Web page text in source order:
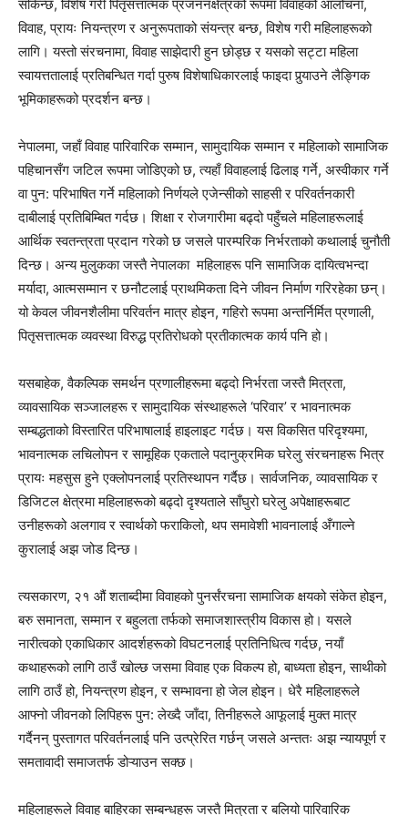
सकिन्छ, विशेष गरी पितृसत्तात्मक प्रजननक्षेत्रको रूपमा विवाहको आलोचना,
विवाह, प्रायः नियन्त्रण र अनुरूपताको संयन्त्र बन्छ, विशेष गरी महिलाहरूको
लागि। यस्तो संरचनामा, विवाह साझेदारी हुन छोड्छ र यसको सट्टा महिला
स्वायत्ततालाई प्रतिबन्धित गर्दा पुरुष विशेषाधिकारलाई फाइदा पुर्‍याउने लैङ्गिक
भूमिकाहरूको प्रदर्शन बन्छ।
नेपालमा, जहाँ विवाह पारिवारिक सम्मान, सामुदायिक सम्मान र महिलाको सामाजिक
पहिचानसँग जटिल रूपमा जोडिएको छ, त्यहाँ विवाहलाई ढिलाइ गर्ने, अस्वीकार गर्ने
वा पुन: परिभाषित गर्ने महिलाको निर्णयले एजेन्सीको साहसी र परिवर्तनकारी
दाबीलाई प्रतिबिम्बित गर्दछ। शिक्षा र रोजगारीमा बढ्दो पहुँचले महिलाहरूलाई
आर्थिक स्वतन्त्रता प्रदान गरेको छ जसले पारम्परिक निर्भरताको कथालाई चुनौती
दिन्छ। अन्य मुलुकका जस्तै नेपालका महिलाहरू पनि सामाजिक दायित्वभन्दा
मर्यादा, आत्मसम्मान र छनौटलाई प्राथमिकता दिने जीवन निर्माण गरिरहेका छन्।
यो केवल जीवनशैलीमा परिवर्तन मात्र होइन, गहिरो रूपमा अन्तर्निर्मित प्रणाली,
पितृसत्तात्मक व्यवस्था विरुद्ध प्रतिरोधको प्रतीकात्मक कार्य पनि हो।
यसबाहेक, वैकल्पिक समर्थन प्रणालीहरूमा बढ्दो निर्भरता जस्तै मित्रता,
व्यावसायिक सञ्जालहरू र सामुदायिक संस्थाहरूले ‘परिवार’ र भावनात्मक
सम्बद्धताको विस्तारित परिभाषालाई हाइलाइट गर्दछ। यस विकसित परिदृश्यमा,
भावनात्मक लचिलोपन र सामूहिक एकताले पदानुक्रमिक घरेलु संरचनाहरू भित्र
प्रायः महसुस हुने एक्लोपनलाई प्रतिस्थापन गर्दैछ। सार्वजनिक, व्यावसायिक र
डिजिटल क्षेत्रमा महिलाहरूको बढ्दो दृश्यताले साँघुरो घरेलु अपेक्षाहरूबाट
उनीहरूको अलगाव र स्वार्थको फराकिलो, थप समावेशी भावनालाई अँगाल्ने
कुरालाई अझ जोड दिन्छ।
त्यसकारण, २१ औं शताब्दीमा विवाहको पुनर्संरचना सामाजिक क्षयको संकेत होइन,
बरु समानता, सम्मान र बहुलता तर्फको समाजशास्त्रीय विकास हो। यसले
नारीत्वको एकाधिकार आदर्शहरूको विघटनलाई प्रतिनिधित्व गर्दछ, नयाँ
कथाहरूको लागि ठाउँ खोल्छ जसमा विवाह एक विकल्प हो, बाध्यता होइन, साथीको
लागि ठाउँ हो, नियन्त्रण होइन, र सम्भावना हो जेल होइन। धेरै महिलाहरूले
आफ्नो जीवनको लिपिहरू पुन: लेख्दै जाँदा, तिनीहरूले आफूलाई मुक्त मात्र
गर्दैनन् पुस्तागत परिवर्तनलाई पनि उत्प्रेरित गर्छन् जसले अन्ततः अझ न्यायपूर्ण र
समतावादी समाजतर्फ डोऱ्याउन सक्छ।
महिलाहरूले विवाह बाहिरका सम्बन्धहरू जस्तै मित्रता र बलियो पारिवारिक